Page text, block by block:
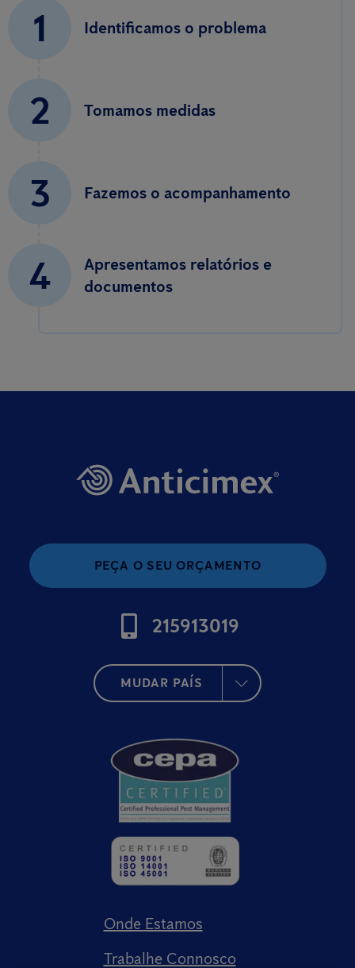
1 Identificamos o problema
2 Tomamos medidas
3 Fazemos o acompanhamento
4
Apresentamos relatórios e
documentos
PEÇA O SEU ORÇAMENTO
215913019
MUDAR PAÍS
Onde Estamos
Trabalhe Connosco